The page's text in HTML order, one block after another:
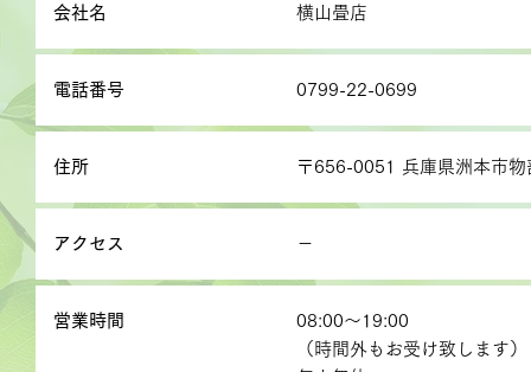
会社名 横山畳店
電話番号 0799-22-0699
住所 〒656-0051 兵庫県洲本市
アクセス －
営業時間
08:00～19:00
（時間外もお受け致します）